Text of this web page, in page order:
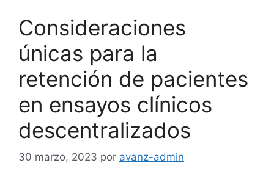
Consideraciones
únicas para la
retención de pacientes
en ensayos clínicos
descentralizados
30 marzo, 2023 por avanz-admin